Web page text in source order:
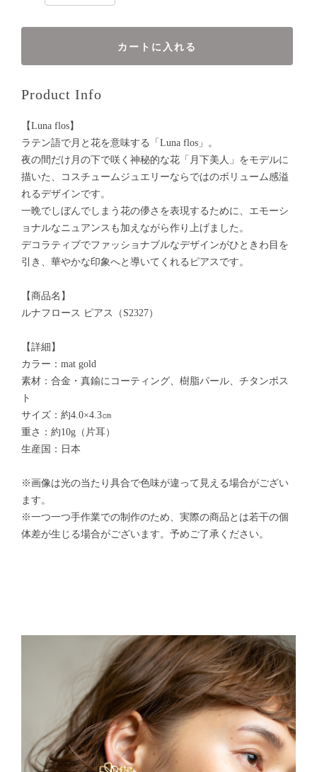
カートに入れる
Product Info
【Luna flos】
ラテン語で月と花を意味する「Luna flos」。
夜の間だけ月の下で咲く神秘的な花「月下美人」をモデルに
描いた、コスチュームジュエリーならではのボリューム感溢
れるデザインです。
一晩でしぼんでしまう花の儚さを表現するために、エモーシ
ョナルなニュアンスも加えながら作り上げました。
デコラティブでファッショナブルなデザインがひときわ目を
引き、華やかな印象へと導いてくれるピアスです。
【商品名】
ルナフロース ピアス（S2327）
【詳細】
カラー：mat gold
素材：合金・真鍮にコーティング、樹脂パール、チタンポス
ト
サイズ：約4.0×4.3㎝
重さ：約10g（片耳）
生産国：日本
※画像は光の当たり具合で色味が違って見える場合がござい
ます。
※一つ一つ手作業での制作のため、実際の商品とは若干の個
体差が生じる場合がございます。予めご了承ください。